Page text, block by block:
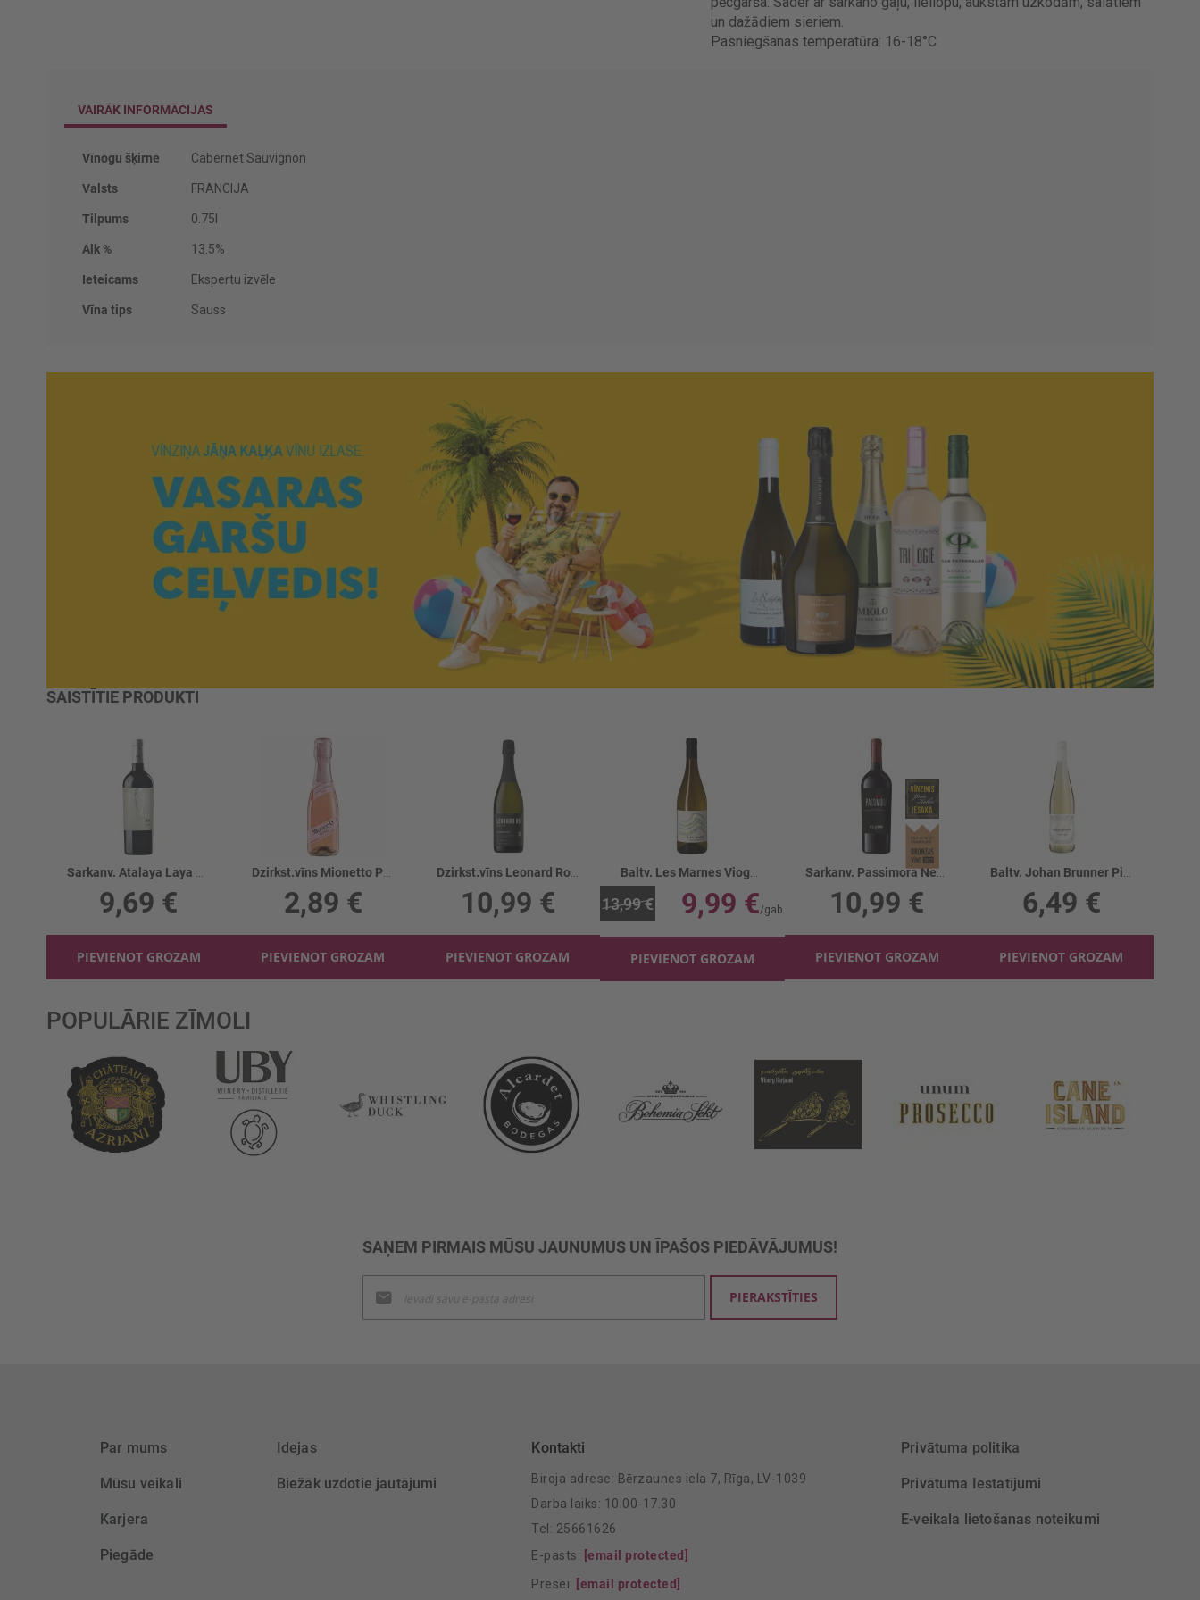
un dažādiem sieriem.
Pasniegšanas temperatūra: 16-18°C
VAIRĀK INFORMĀCIJAS
Vairāk
Vīnogu šķirne Cabernet Sauvignon
Valsts FRANCIJA
Tilpums 0.75l
Alk % 13.5%
Ieteicams Ekspertu izvēle
Vīna tips Sauss
SAISTĪTIE PRODUKTI
Sarkanv. Atalaya Laya Almansa 15%
9,69 €
PIEVIENOT GROZAM
Dzirkst.vīns Mionetto Prosecco Rose 11%
2,89 €
PIEVIENOT GROZAM
Dzirkst.vīns Leonard Road Villa 116 11.5%
10,99 €
PIEVIENOT GROZAM
Baltv. Les Marnes Viogner 13%
13,99 € 9,99 €
PIEVIENOT GROZAM
Sarkanv. Passimora Nero D'Avola 14%
10,99 €
PIEVIENOT GROZAM
Baltv. Johan Brunner Pinot Grigio 12.5%
6,49 €
PIEVIENOT GROZAM
POPULĀRIE ZĪMOLI
SAŅEM PIRMAIS MŪSU JAUNUMUS UN ĪPAŠOS PIEDĀVĀJUMUS!
jaunumu
saņemšanai:
PIERAKSTĪTIES
Par mums
Mūsu veikali
Karjera
Piegāde
Idejas
Biežāk uzdotie jautājumi
Kontakti
Biroja adrese: Bērzaunes iela 7, Rīga, LV-1039
Darba laiks: 10.00-17.30
Tel: 25661626
E-pasts: [email protected]
Presei: [email protected]
Privātuma politika
Privātuma Iestatījumi
E-veikala lietošanas noteikumi